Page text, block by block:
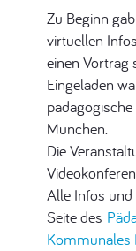
Zu Beginn
virtuellen
einen Vortrag
Eingeladen
München.
Die
Alle Infos
Seite des
Kommunales